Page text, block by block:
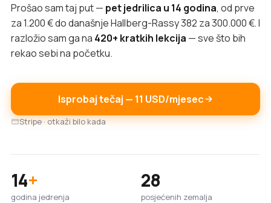
Prošao sam taj put — pet jedrilica u 14 godina, od prve
za 1.200 € do današnje Hallberg-Rassy 382 za 300.000 €. I
razložio sam ga na 420+ kratkih lekcija — sve što bih
rekao sebi na početku.
Isprobaj tečaj — 11 USD/mjesec
Stripe · otkaži bilo kada
14+
godina jedrenja
28
posjećenih zemalja